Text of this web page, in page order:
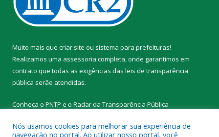
Muito mais que criar site ou sistema para prefeituras!
Realizamos uma assessoria completa, onde garantimos em
contrato que todas as exigências das leis de transparência
pública serão atendidas.
Conheça o PNTP e o Radar da Transparência Pública
Nós usamos cookies para melhorar sua experiência de
navegação no portal. Ao utilizar nosso portal, você